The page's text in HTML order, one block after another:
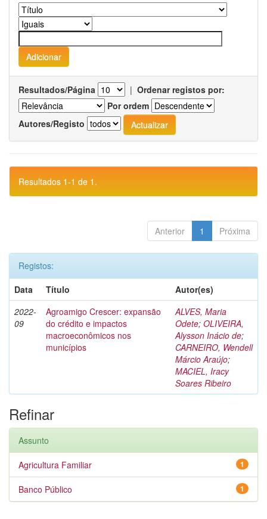
Resultados/Página | Ordenar registos por:
Por ordem
Autores/Registo
Resultados 1-1 de 1.
Anterior 1 Próxima
Registos:
Data
Título
Autor(es)
2022-
09
Agroamigo Crescer: expansão
do crédito e impactos
macroeconômicos nos
municípios
ALVES, Maria
Odete; OLIVEIRA,
Alysson Inácio de;
CARNEIRO, Wendell
Márcio Araújo;
MACIEL, Iracy
Soares Ribeiro
Refinar
Assunto
1
Agricultura Familiar
1
Banco Público